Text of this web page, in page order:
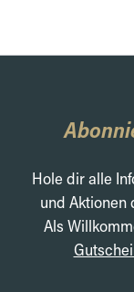
Hole dir alle
und Aktionen
Als